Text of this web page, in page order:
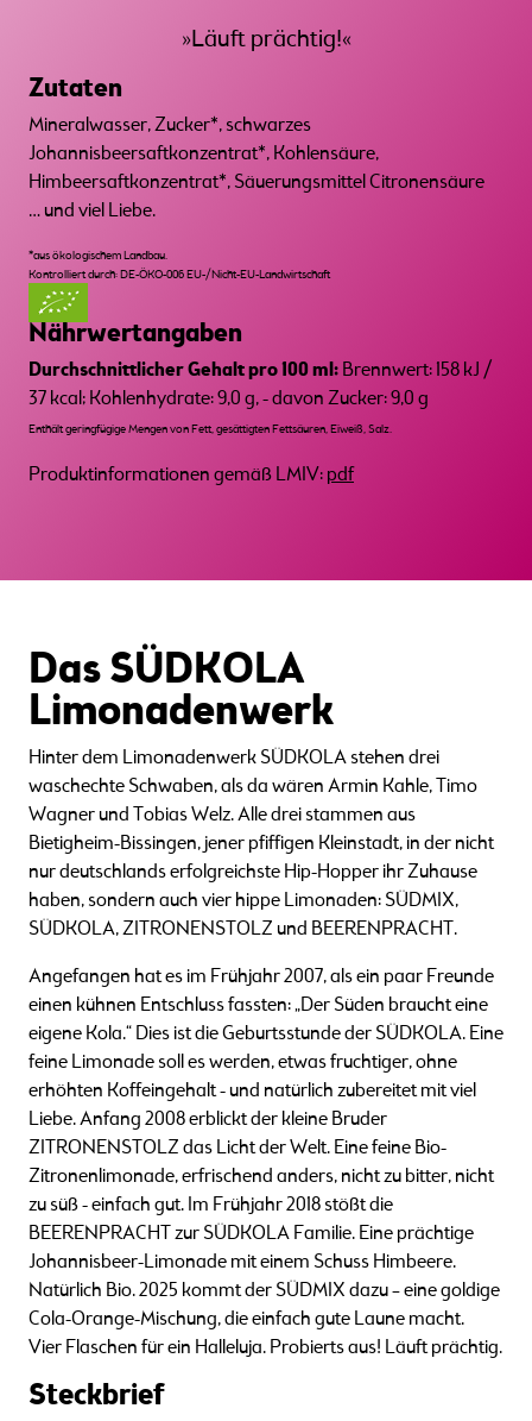
»Läuft prächtig!«
Zutaten
Mineralwasser, Zucker*, schwarzes
Johannisbeersaftkonzentrat*, Kohlensäure,
Himbeersaftkonzentrat*, Säuerungsmittel Citronensäure
… und viel Liebe.
*aus ökologischem Landbau.
Kontrolliert durch: DE-ÖKO-006 EU-/Nicht-EU-Landwirtschaft
Nährwertangaben
Durchschnittlicher Gehalt pro 100 ml: Brennwert: 158 kJ /
37 kcal; Kohlenhydrate: 9,0 g, - davon Zucker: 9,0 g
Enthält geringfügige Mengen von Fett, gesättigten Fettsäuren, Eiweiß, Salz.
Produktinformationen gemäß LMIV: pdf
Das SÜDKOLA
Limonadenwerk
Hinter dem Limonadenwerk SÜDKOLA stehen drei
waschechte Schwaben, als da wären Armin Kahle, Timo
Wagner und Tobias Welz. Alle drei stammen aus
Bietigheim-Bissingen, jener pfiffigen Kleinstadt, in der nicht
nur deutschlands erfolgreichste Hip-Hopper ihr Zuhause
haben, sondern auch vier hippe Limonaden: SÜDMIX,
SÜDKOLA, ZITRONENSTOLZ und BEERENPRACHT.
Angefangen hat es im Frühjahr 2007, als ein paar Freunde
einen kühnen Entschluss fassten: „Der Süden braucht eine
eigene Kola.“ Dies ist die Geburtsstunde der SÜDKOLA. Eine
feine Limonade soll es werden, etwas fruchtiger, ohne
erhöhten Koffeingehalt - und natürlich zubereitet mit viel
Liebe. Anfang 2008 erblickt der kleine Bruder
ZITRONENSTOLZ das Licht der Welt. Eine feine Bio-
Zitronenlimonade, erfrischend anders, nicht zu bitter, nicht
zu süß - einfach gut. Im Frühjahr 2018 stößt die
BEERENPRACHT zur SÜDKOLA Familie. Eine prächtige
Johannisbeer-Limonade mit einem Schuss Himbeere.
Natürlich Bio. 2025 kommt der SÜDMIX dazu – eine goldige
Cola-Orange-Mischung, die einfach gute Laune macht.
Vier Flaschen für ein Halleluja. Probierts aus! Läuft prächtig.
Steckbrief